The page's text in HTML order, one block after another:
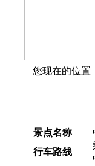
您现在的位置
景点名称
行车路线